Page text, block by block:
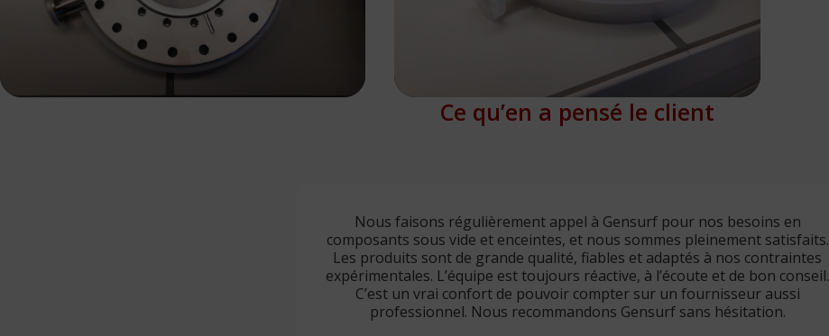
Ce qu’en a pensé le client
Nous faisons régulièrement appel à Gensurf pour nos besoins en
composants sous vide et enceintes, et nous sommes pleinement satisfaits.
Les produits sont de grande qualité, fiables et adaptés à nos contraintes
expérimentales. L’équipe est toujours réactive, à l’écoute et de bon conseil.
C’est un vrai confort de pouvoir compter sur un fournisseur aussi
professionnel. Nous recommandons Gensurf sans hésitation.